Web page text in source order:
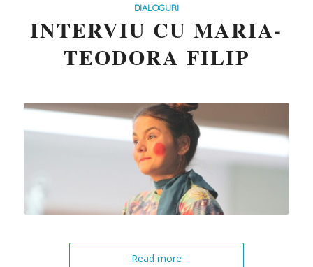
DIALOGURI
INTERVIU CU MARIA-
TEODORA FILIP
Read more